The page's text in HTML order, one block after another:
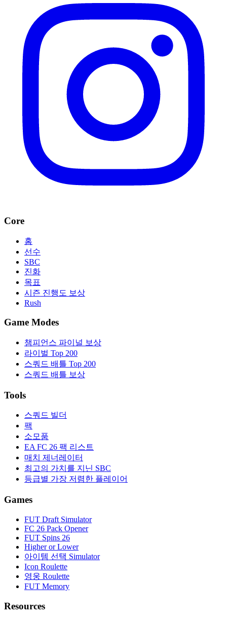
Core
홈
선수
SBC
진화
목표
시즌 진행도 보상
Rush
Game Modes
챔피언스 파이널 보상
라이벌 Top 200
스쿼드 배틀 Top 200
스쿼드 배틀 보상
Tools
스쿼드 빌더
팩
소모품
EA FC 26 팩 리스트
매치 제너레이터
최고의 가치를 지닌 SBC
등급별 가장 저렴한 플레이어
Games
FUT Draft Simulator
FC 26 Pack Opener
FUT Spins 26
Higher or Lower
아이템 선택 Simulator
Icon Roulette
영웅 Roulette
FUT Memory
Resources